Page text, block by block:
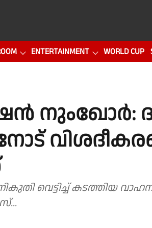
ENTERTAINMENT WORLD CUP
നുംഖോർ:
നികുതി വെട്ടിച്ച് കടത്തിയ